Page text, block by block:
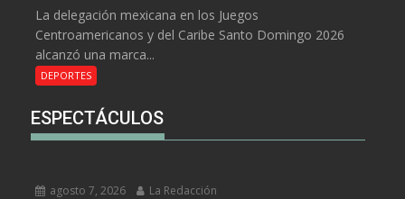
La delegación mexicana en los Juegos
Centroamericanos y del Caribe Santo Domingo 2026
alcanzó una marca...
DEPORTES
ESPECTÁCULOS
agosto 7, 2026 La Redacción